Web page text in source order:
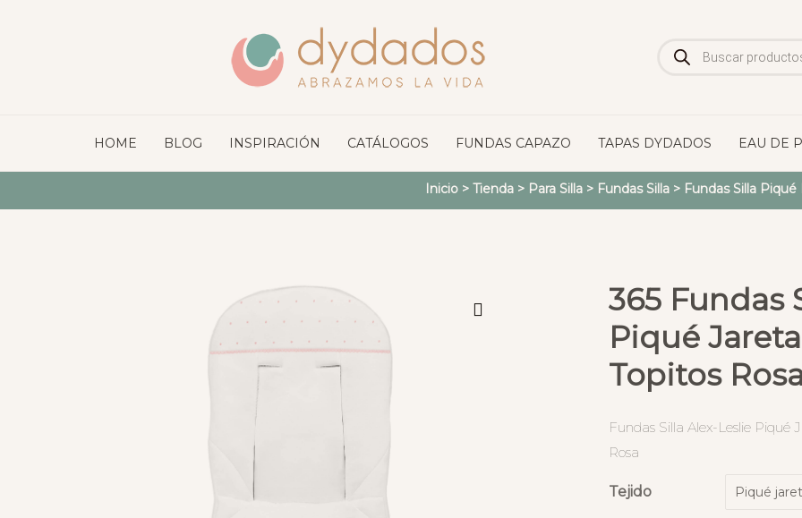
de
productos
HOME BLOG INSPIRACIÓN CATÁLOGOS FUNDAS CAPAZO TAPAS DYDADOS EAU DE
Inicio> Tienda> Para Silla> Fundas Silla> Fundas Silla
365 Fundas
Piqué
Topitos
Fundas Silla Alex-Leslie Piqué
Rosa
Tejido